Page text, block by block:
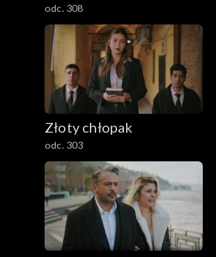
odc. 308
Złoty chłopak
odc. 303